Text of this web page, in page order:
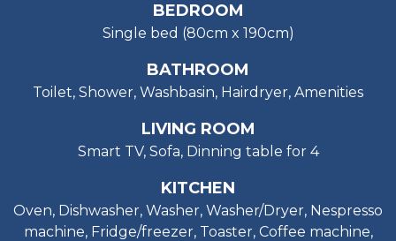
BEDROOM
Single bed (80cm x 190cm)
BATHROOM
Toilet, Shower, Washbasin, Hairdryer, Amenities
LIVING ROOM
Smart TV, Sofa, Dinning table for 4
KITCHEN
Oven, Dishwasher, Washer, Washer/Dryer, Nespresso
machine, Fridge/freezer, Toaster, Coffee machine,